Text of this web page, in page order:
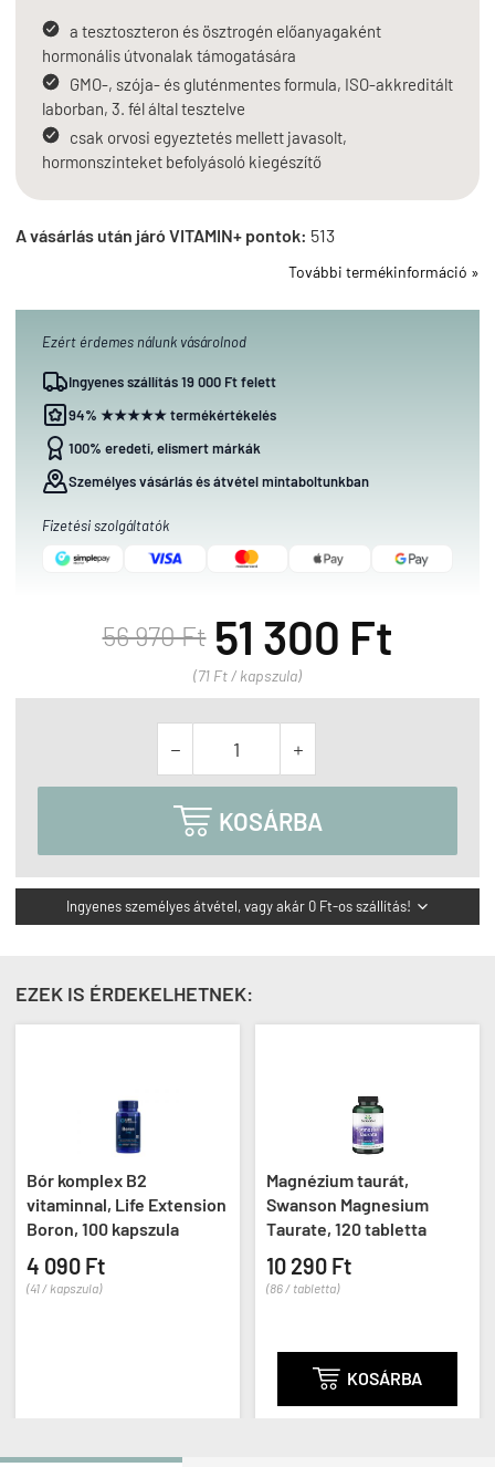
a tesztoszteron és ösztrogén előanyagaként
hormonális útvonalak támogatására
GMO-, szója- és gluténmentes formula, ISO-akkreditált
laborban, 3. fél által tesztelve
csak orvosi egyeztetés mellett javasolt,
hormonszinteket befolyásoló kiegészítő
A vásárlás után járó VITAMIN+ pontok: 513
További termékinformáció »
Ezért érdemes nálunk vásárolnod
Ingyenes szállítás 19 000 Ft felett
94% ★★★★★ termékértékelés
100% eredeti, elismert márkák
Személyes vásárlás és átvétel mintaboltunkban
Fizetési szolgáltatók
56 970 Ft 51 300 Ft
(71 Ft / kapszula)
 
 KOSÁRBA
Ingyenes személyes átvétel, vagy akár 0 Ft-os szállítás! 
EZEK IS ÉRDEKELHETNEK:
komplex B2
Life Extension
100 kapszula
090 Ft
/ kapszula)
Magnézium taurát,
Swanson Magnesium
Taurate, 120 tabletta
10 290 Ft
(86 / tabletta)
KOSÁRBA